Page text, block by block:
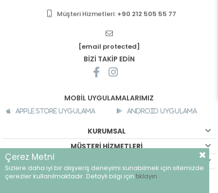
Müşteri Hizmetleri: +90 212 505 55 77
[email protected]
BİZİ TAKİP EDİN
MOBİL UYGULAMALARIMIZ
Apple Store Uygulama Android Uygulama
KURUMSAL
MÜŞTERİ HİZMETLERİ
©breeze.com.tr - Tüm hakları saklıdır.
Çerez Metni
Sizlere daha iyi bir alışveriş deneyimi sunabilmek için sitemizde
çerezler kullanılmaktadır. Detaylı bilgi için tıklayın